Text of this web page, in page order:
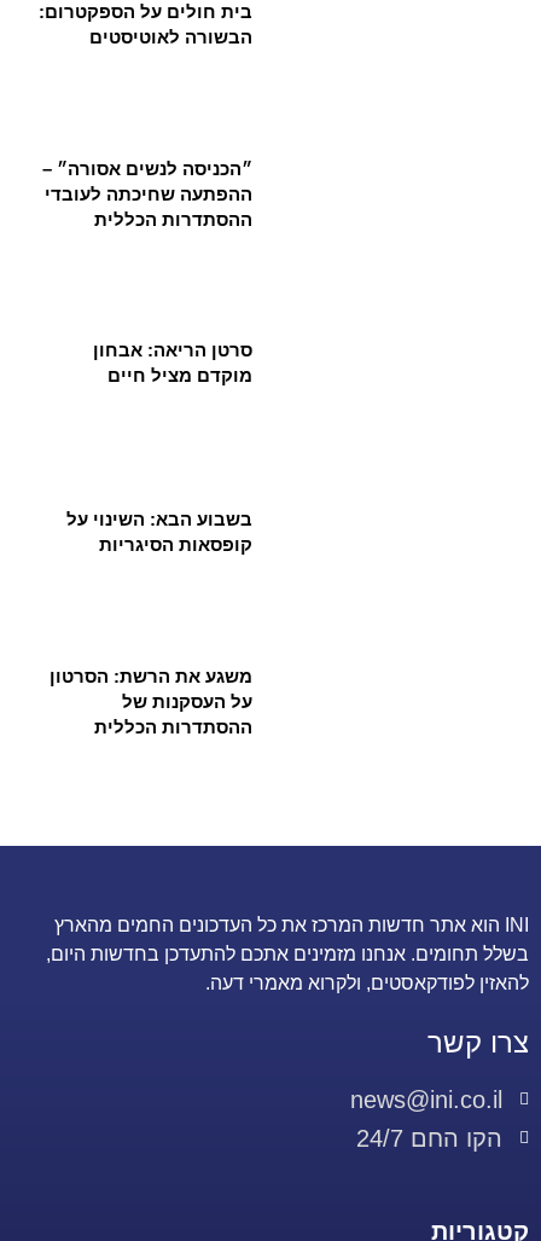
בית חולים על הספקטרום:
הבשורה לאוטיסטים
״הכניסה לנשים אסורה״ –
ההפתעה שחיכתה לעובדי
ההסתדרות הכללית
סרטן הריאה: אבחון
מוקדם מציל חיים
בשבוע הבא: השינוי על
קופסאות הסיגריות
משגע את הרשת: הסרטון
על העסקנות של
ההסתדרות הכללית
INI הוא אתר חדשות המרכז את כל העדכונים החמים מהארץ
בשלל תחומים. אנחנו מזמינים אתכם להתעדכן בחדשות היום,
להאזין לפודקאסטים, ולקרוא מאמרי דעה.
צרו קשר
news@ini.co.il
הקו החם 24/7
קטגוריות